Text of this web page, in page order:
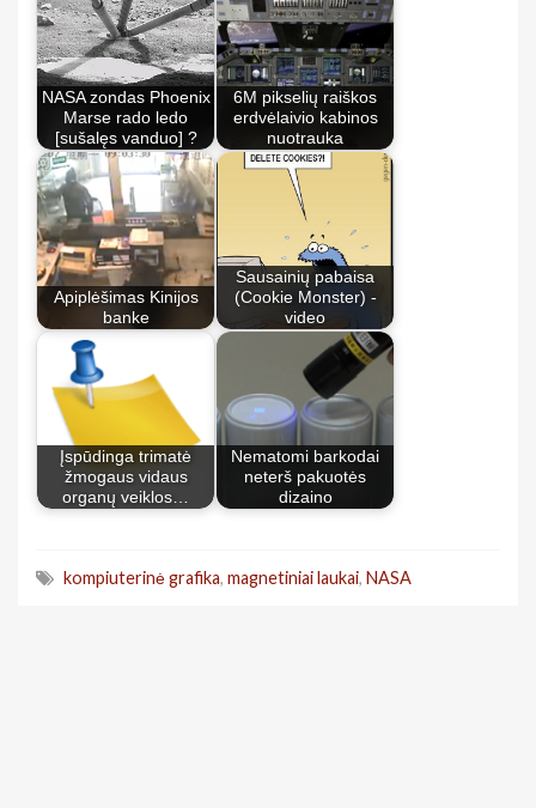
NASA zondas Phoenix
Marse rado ledo
[sušalęs vanduo] ?
6M pikselių raiškos
erdvėlaivio kabinos
nuotrauka
Apiplėšimas Kinijos
banke
Sausainių pabaisa
(Cookie Monster) -
video
Įspūdinga trimatė
žmogaus vidaus
organų veiklos…
Nematomi barkodai
neterš pakuotės
dizaino
kompiuterinė grafika, magnetiniai laukai, NASA